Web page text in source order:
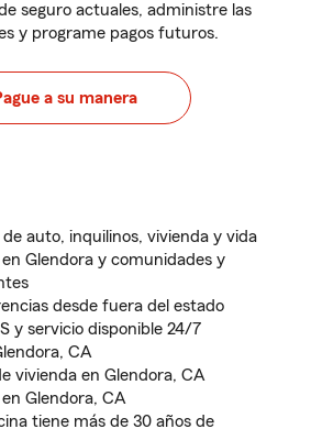
seguro actuales, administre las
y programe pagos futuros.
a su manera
auto, inquilinos, vivienda y vida
Glendora y comunidades y
desde fuera del estado
y servicio disponible 24/7
CA
vivienda en Glendora, CA
Glendora, CA
tiene más de 30 años de